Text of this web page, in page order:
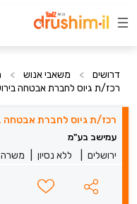
דרושים > משאבי אנוש >
רכז/ת גיוס לחברת אבטחה
רכז/ת גיוס לחברת אבטחה
עמישב בע"מ
ירושלים ללא נסיון